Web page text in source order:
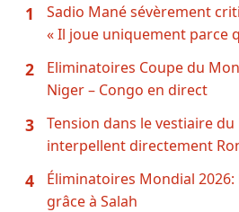
1
Sadio Mané sévèrement
« Il joue uniquement parce
2
Eliminatoires Coupe du
Niger – Congo en direct
3
Tension dans le vestiaire
interpellent directement
4
Éliminatoires Mondial 2026:
grâce à Salah